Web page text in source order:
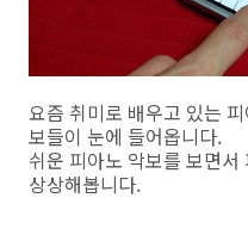
요즘 취미로 배우고 있는
보들이 눈에 들어옵니다.
쉬운 피아노 악보를 보면
상상해봅니다.